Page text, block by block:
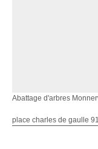
Abattage d'arbres
place charles de gaulle